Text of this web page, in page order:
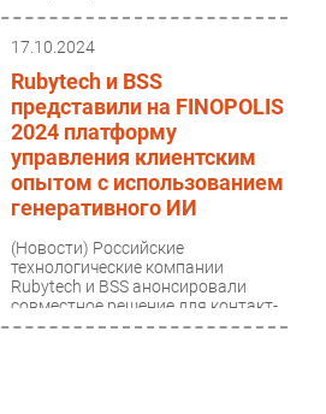
17.10.2024
Rubytech и BSS
представили на FINOPOLIS
2024 платформу
управления клиентским
опытом с использованием
генеративного ИИ
(Новости) Российские
технологические компании
Rubytech и BSS анонсировали
совместное решение для контакт-
центров — платформу управления